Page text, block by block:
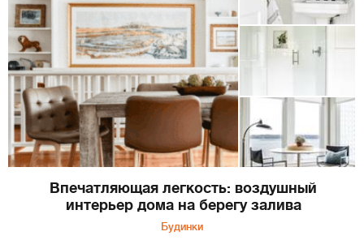
Впечатляющая легкость: воздушный
интерьер дома на берегу залива
Будинки